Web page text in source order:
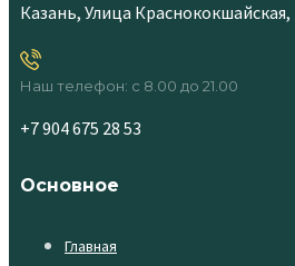
Казань, Улица Краснококшайская,
Наш телефон: с 8.00 до 21.00
+7 904 675 28 53
Основное
Главная